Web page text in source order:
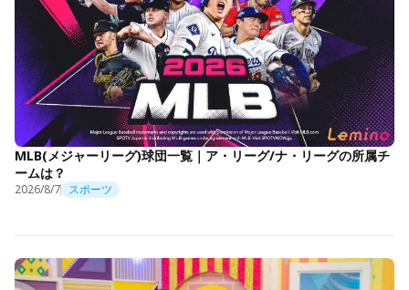
MLB(メジャーリーグ)球団一覧｜ア・リーグ/ナ・リーグの所属チ
ームは？
2026/8/7 スポーツ